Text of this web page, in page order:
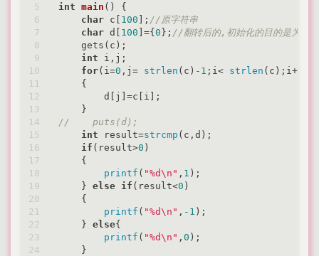
int main ()
{
char c[ 100 ]; //原字符串
char d[ 100 ]={ 0 }; //翻转后的,初始化的目的是为了d
    gets(c);
int i,j;
for(i=0 ,j= strlen (c) -1 ;i< strlen
    {
        d[j]=c[i];
//    puts(d);
int result=strcmp (c,d);
if (result>0 )
    {
printf ( "%d\n" , 1 );
    }
else if (result<0 )
    {
printf ( "%d\n" , -1 );
    }
else{
printf ( "%d\n" , 0 );
    }